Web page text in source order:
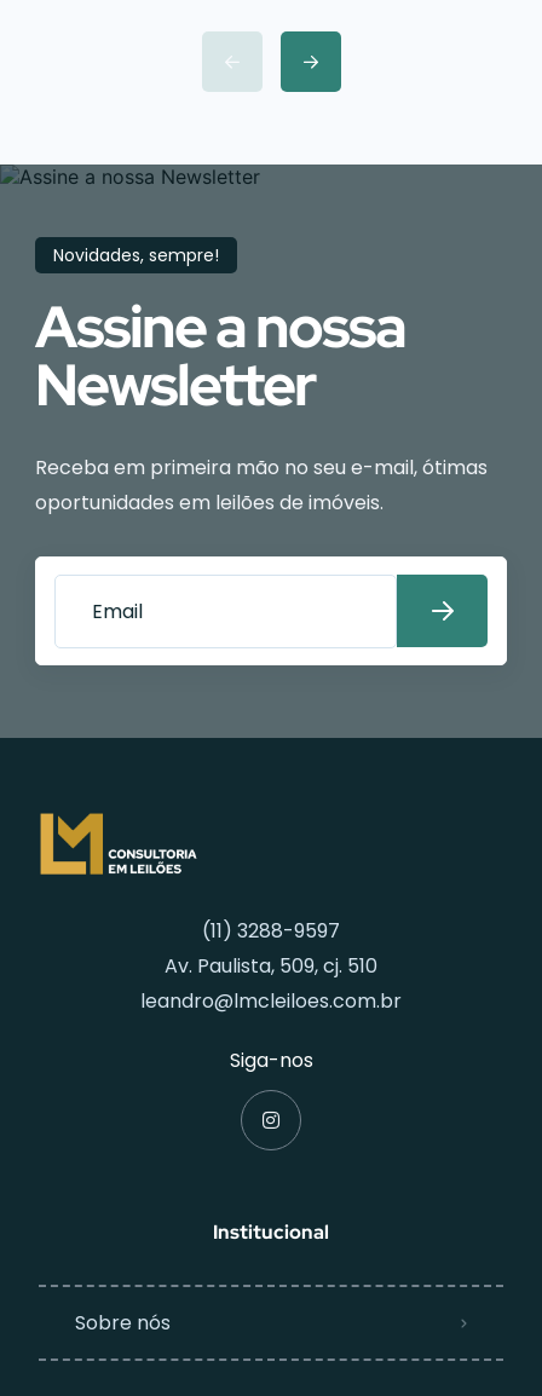
Novidades, sempre!
Assine a nossa
Newsletter
Receba em primeira mão no seu e-mail, ótimas
oportunidades em leilões de imóveis.
(11) 3288-9597
Av. Paulista, 509, cj. 510
leandro@lmcleiloes.com.br
Siga-nos
Institucional
Sobre nós